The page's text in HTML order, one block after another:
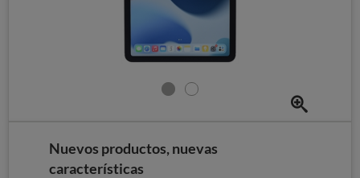
Nuevos productos, nuevas
características